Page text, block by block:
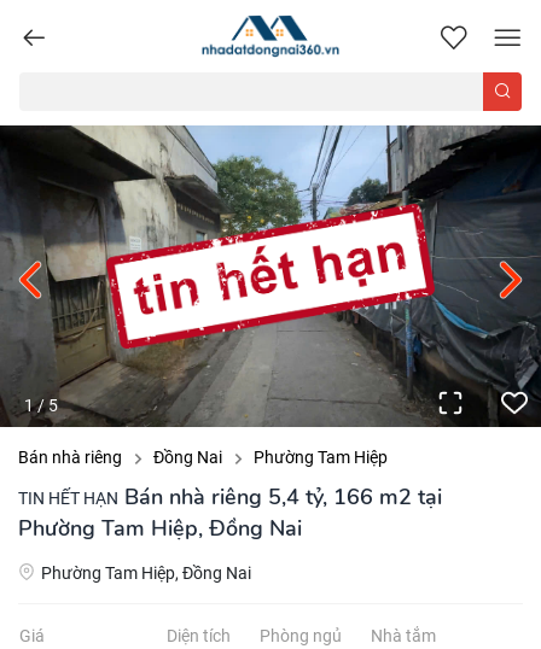
nhadatdongnai360.vn
1/5
Bán nhà riêng Đồng Nai Phường Tam Hiệp
TIN HẾT HẠN Bán nhà riêng 5,4 tỷ, 166 m2 tại
Phường Tam Hiệp, Đồng Nai
Phường Tam Hiệp, Đồng Nai
Giá Diện tích Phòng ngủ Nhà tắm